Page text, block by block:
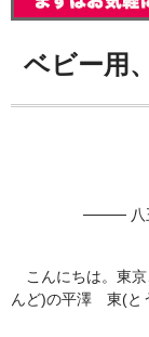
印鑑リフォーム
ベビー用
──── 八
こんにちは。東京
んど)の平澤 東(と